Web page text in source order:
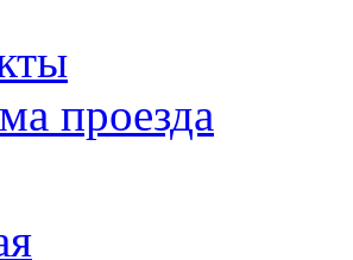
проезда